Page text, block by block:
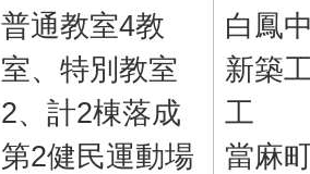
普通教室4教
室、特別教室
2、計2棟落成
第2健民運動場
白鳳
新築
工
當麻